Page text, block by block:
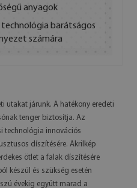
anyagok
barátságos
számára
utakat járunk. A hatékony eredeti
tenger biztosítja. Az
technológia innovációs
díszítésére. Akrilkép
ötlet a falak díszítésére
készül és szükség esetén
évekig együtt marad a